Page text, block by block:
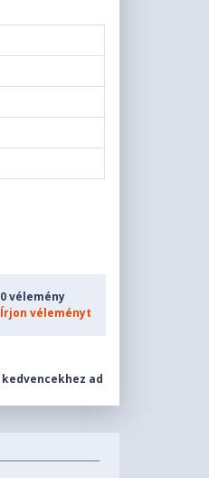
0 vélemény
Írjon véleményt
kedvencekhez ad